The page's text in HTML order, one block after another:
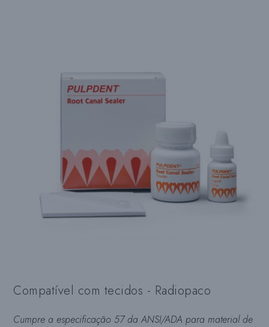
Compatível com tecidos - Radiopaco
Cumpre a especificação 57 da ANSI/ADA para material de